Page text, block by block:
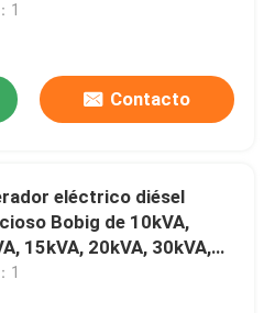
1
Contacto
eléctrico diésel
Bobig de 10kVA,
15kVA, 20kVA, 30kVA,
para venta al por mayor
1